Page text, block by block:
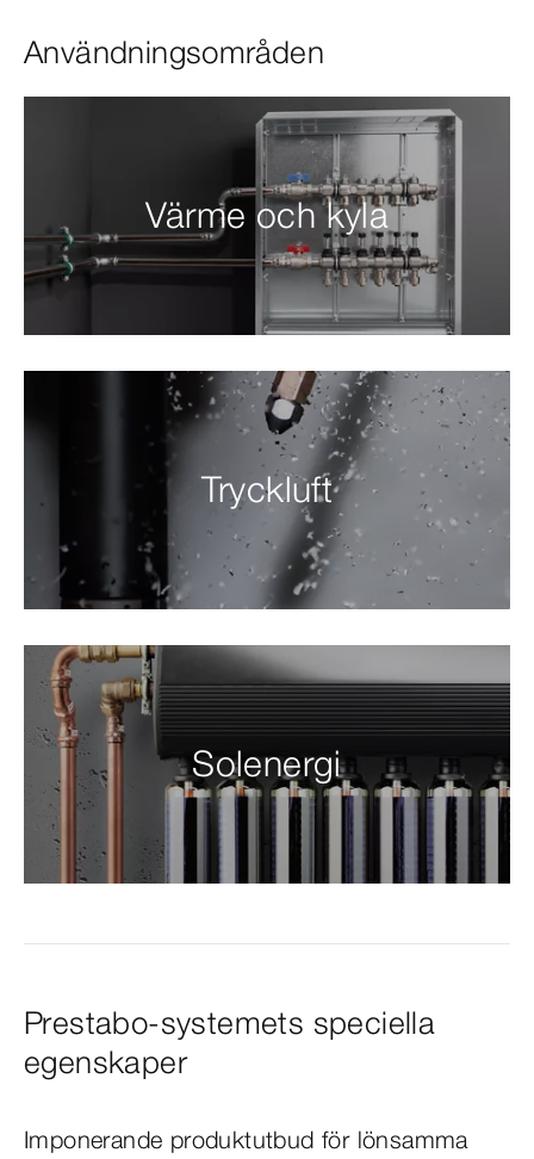
Användningsområden
Värme och kyla
Tryckluft
Solenergi
Prestabo-systemets speciella
egenskaper
Imponerande produktutbud för lönsamma